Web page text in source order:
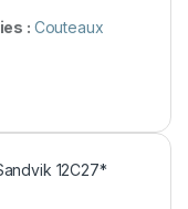
: Couteaux
12C27*